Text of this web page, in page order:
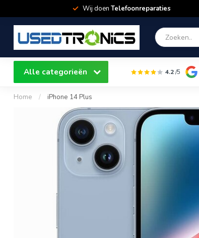
Wij doen Telefoonreparaties
Alle categorieën 4.2/5
Home / iPhone 14 Plus